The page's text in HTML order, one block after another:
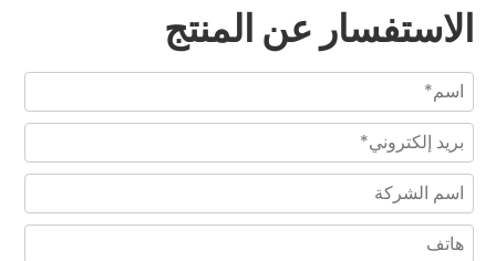
الاستفسار عن المنتج